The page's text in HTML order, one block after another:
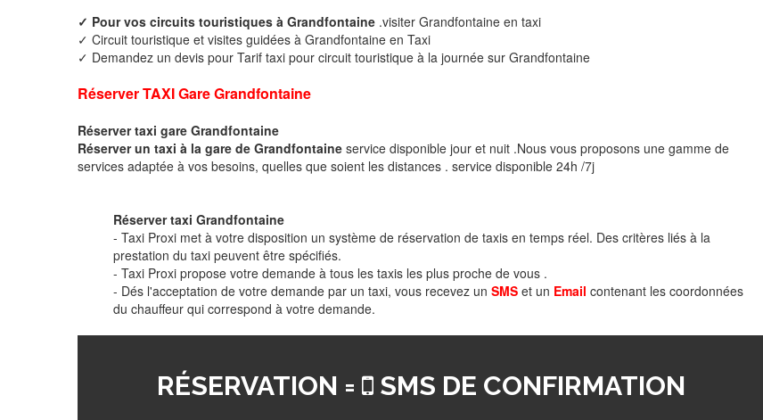
✓ Pour vos circuits touristiques à Grandfontaine .visiter Grandfontaine en taxi
✓ Circuit touristique et visites guidées à Grandfontaine en Taxi
✓ Demandez un devis pour Tarif taxi pour circuit touristique à la journée sur Grandfontaine
Réserver TAXI Gare Grandfontaine
Réserver taxi gare Grandfontaine
Réserver un taxi à la gare de Grandfontaine service disponible jour et nuit .Nous vous proposons une gamme de
services adaptée à vos besoins, quelles que soient les distances . service disponible 24h /7j
Réserver taxi Grandfontaine
- Taxi Proxi met à votre disposition un système de réservation de taxis en temps réel. Des critères liés à la
prestation du taxi peuvent être spécifiés.
- Taxi Proxi propose votre demande à tous les taxis les plus proche de vous .
- Dés l'acceptation de votre demande par un taxi, vous recevez un SMS et un Email contenant les coordonnées
du chauffeur qui correspond à votre demande.
RÉSERVATION = SMS DE CONFIRMATION